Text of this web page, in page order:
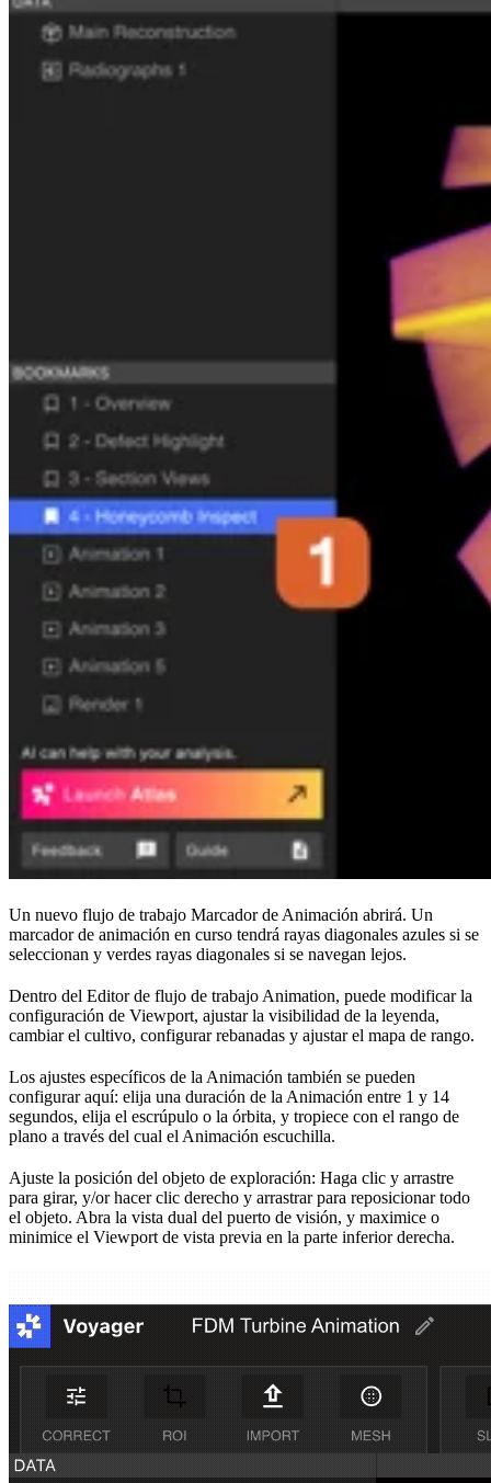
Un nuevo flujo de trabajo Marcador de Animación abrirá. Un
marcador de animación en curso tendrá rayas diagonales azules si se
seleccionan y verdes rayas diagonales si se navegan lejos.
Dentro del Editor de flujo de trabajo Animation, puede modificar la
configuración de Viewport, ajustar la visibilidad de la leyenda,
cambiar el cultivo, configurar rebanadas y ajustar el mapa de rango.
Los ajustes específicos de la Animación también se pueden
configurar aquí: elija una duración de la Animación entre 1 y 14
segundos, elija el escrúpulo o la órbita, y tropiece con el rango de
plano a través del cual el Animación escuchilla.
Ajuste la posición del objeto de exploración: Haga clic y arrastre
para girar, y/or hacer clic derecho y arrastrar para reposicionar todo
el objeto. Abra la vista dual del puerto de visión, y maximice o
minimice el Viewport de vista previa en la parte inferior derecha.